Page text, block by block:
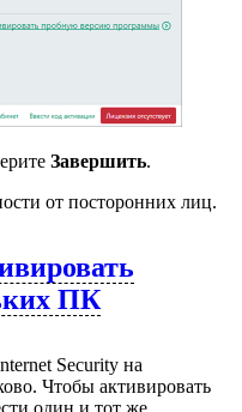
Завершить.
от посторонних лиц.
ПК
Security на
Чтобы активировать
один и тот же